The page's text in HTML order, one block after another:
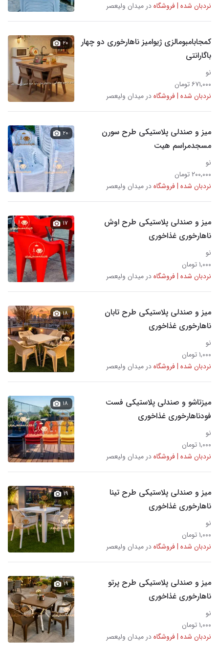
نردبان شده | فروشگاهدر میدان ولیعصر
کمجابامبومالزی ژیوامیز ناهارخوری دو چهار
باگارانتی
نو
۶۷۱,۰۰۰ تومان
نردبان شده | فروشگاهدر میدان ولیعصر
۲۰
میز و صندلی پلاستیکی طرح سورن
مسجدمراسم هیت
نو
۲۰۰,۰۰۰ تومان
نردبان شده | فروشگاهدر میدان ولیعصر
۲۰
میز و صندلی پلاستیکی طرح اوش
ناهارخوری غذاخوری
نو
۱,۰۰۰ تومان
نردبان شده | فروشگاهدر میدان ولیعصر
۱۷
میز و صندلی پلاستیکی طرح تابان
ناهارخوری غذاخوری
نو
۱,۰۰۰ تومان
نردبان شده | فروشگاهدر میدان ولیعصر
۱۸
میزتاشو و صندلی پلاستیکی فست
فودناهارخوری غذاخوری
نو
۱,۰۰۰ تومان
نردبان شده | فروشگاهدر میدان ولیعصر
۱۸
میز و صندلی پلاستیکی طرح تینا
ناهارخوری غذاخوری
نو
۱,۰۰۰ تومان
نردبان شده | فروشگاهدر میدان ولیعصر
۱۹
میز و صندلی پلاستیکی طرح پرتو
ناهارخوری غذاخوری
نو
۱,۰۰۰ تومان
نردبان شده | فروشگاهدر میدان ولیعصر
۱۹